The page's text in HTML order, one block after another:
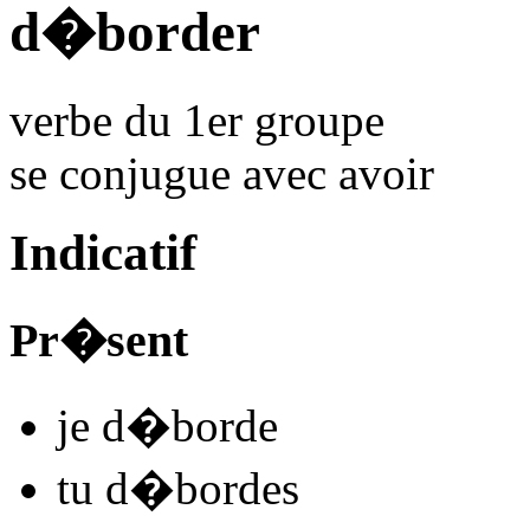
d�border
verbe du 1er groupe
se conjugue avec avoir
Indicatif
Pr�sent
je d�borde
tu d�bordes